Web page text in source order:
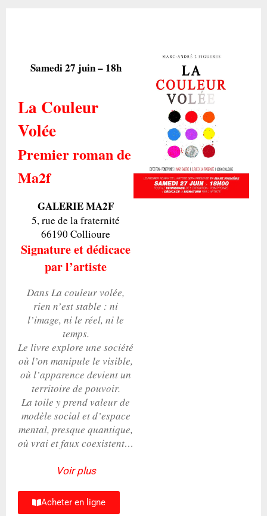
Samedi 27 juin – 18h
La Couleur
Volée
Premier roman de
Ma2f
GALERIE MA2F
5, rue de la fraternité
66190 Collioure
Signature et dédicace
par l’artiste
Dans La couleur volée,
rien n’est stable : ni
l’image, ni le réel, ni le
temps.
Le livre explore une société
où l’on manipule le visible,
où l’apparence devient un
territoire de pouvoir.
La toile y prend valeur de
modèle social et d’espace
mental, presque quantique,
où vrai et faux coexistent…
Voir plus
Acheter en ligne